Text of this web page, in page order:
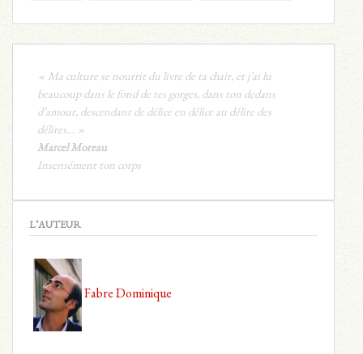
« Ma culture se nourrit du livre de ta chair, et j’ai lu
beaucoup dans le fond de tes gorges, dans ton dedans
d’amour, descendant de délice en délice au délire des
délires… »
Marcel Moreau
Insensément ton corps
L’AUTEUR
Fabre Dominique